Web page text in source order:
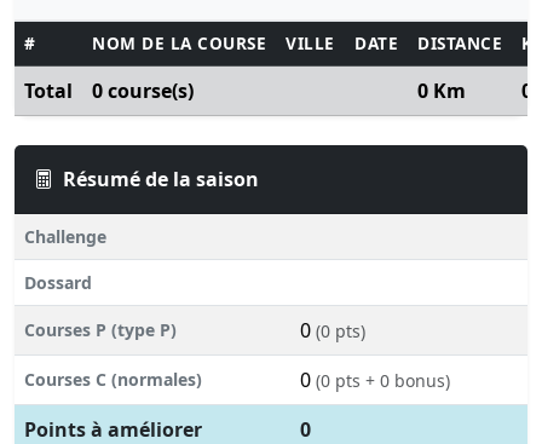
# NOM DE LA COURSE VILLE DATE DISTANCE
Total 0 course(s) 0 Km 0
Résumé de la saison
Challenge
Dossard
Courses P (type P) 0 (0 pts)
Courses C (normales) 0 (0 pts + 0 bonus)
Points à améliorer
0